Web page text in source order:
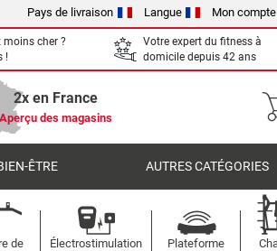
Pays de livraison Langue Mon compte
moins cher ?
!
Votre expert du fitness à
domicile depuis 42 ans
2x en France
Aperçu des magasins
ÊTRE AUTRES CATÉGORIES
de
Électrostimulation
Plateforme